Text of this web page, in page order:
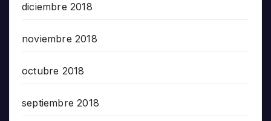
diciembre 2018
noviembre 2018
octubre 2018
septiembre 2018